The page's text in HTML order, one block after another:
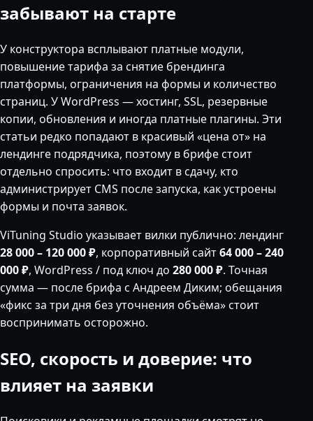
забывают на старте
У конструктора всплывают платные модули,
повышение тарифа за снятие брендинга
платформы, ограничения на формы и количество
страниц. У WordPress — хостинг, SSL, резервные
копии, обновления и иногда платные плагины. Эти
статьи редко попадают в красивый «цена от» на
лендинге подрядчика, поэтому в брифе стоит
отдельно спросить: что входит в сдачу, кто
администрирует CMS после запуска, как устроены
формы и почта заявок.
ViTuning Studio указывает вилки публично: лендинг
28 000 – 120 000 ₽, корпоративный сайт64 000 – 240
000 ₽, WordPress / под ключ до 280 000 ₽. Точная
сумма — после брифа с Андреем Диким; обещания
«фикс за три дня без уточнения объёма» стоит
воспринимать осторожно.
SEO, скорость и доверие: что
влияет на заявки